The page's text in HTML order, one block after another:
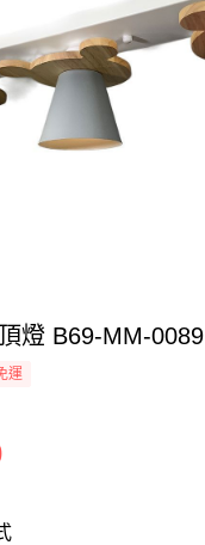
燈 B69-MM-0089
運